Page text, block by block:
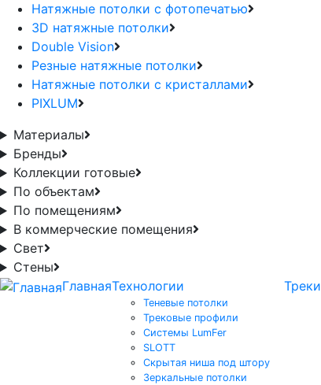
Натяжные потолки с фотопечатью
3D натяжные потолки
Double Vision
Резные натяжные потолки
Натяжные потолки с кристаллами
PIXLUM
Материалы
Бренды
Коллекции готовые
По объектам
По помещениям
В коммерческие помещения
Свет
Стены
ГлавнаяТехнологии
Теневые потолки
Трековые профили
Системы LumFer
SLOTT
Скрытая ниша под штору
Зеркальные потолки
Треки